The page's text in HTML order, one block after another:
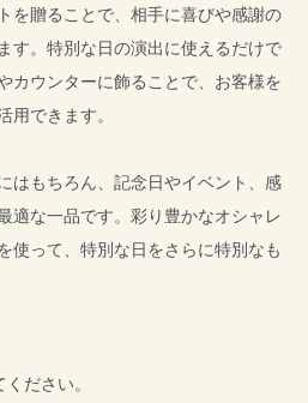
を贈ることで、相手に喜びや感謝の
す。特別な日の演出に使えるだけで
カウンターに飾ることで、お客様を
できます。
はもちろん、記念日やイベント、感
適な一品です。彩り豊かなオシャレ
使って、特別な日をさらに特別なも
ださい。